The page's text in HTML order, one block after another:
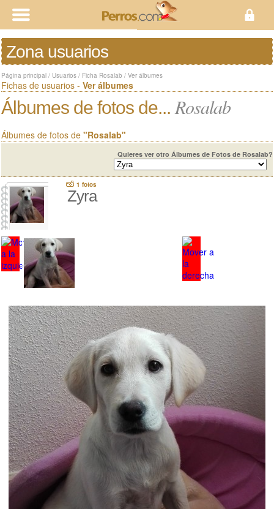
Zona usuarios
Página principal / Usuarios / Ficha Rosalab / Ver álbumes
Fichas de usuarios - Ver álbumes
Álbumes de fotos de... Rosalab
Álbumes de fotos de "Rosalab"
Quieres ver otro Álbumes de Fotos de Rosalab?
1 fotos
Zyra